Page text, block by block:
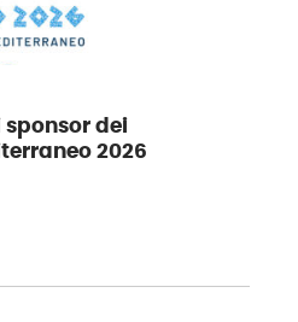
sponsor dei
2026